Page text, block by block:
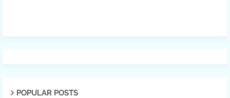
POPULAR POSTS